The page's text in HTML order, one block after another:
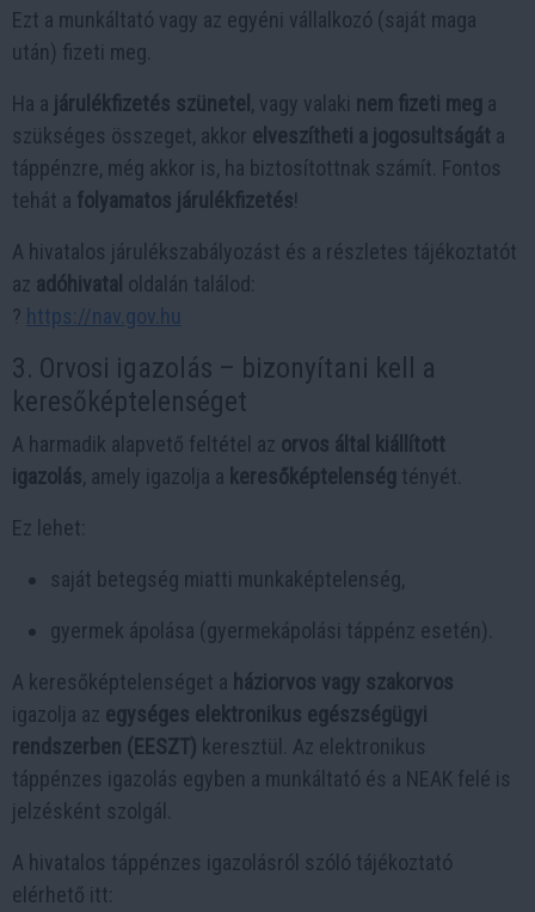
Ezt a munkáltató vagy az egyéni vállalkozó (saját maga
után) fizeti meg.
Ha a járulékfizetés szünetel , vagy valaki nem fizeti meg a
szükséges összeget, akkor elveszítheti a jogosultságát a
táppénzre, még akkor is, ha biztosítottnak számít. Fontos
tehát a folyamatos járulékfizetés!
A hivatalos járulékszabályozást és a részletes tájékoztatót
az adóhivatal oldalán találod:
? https://nav.gov.hu
3. Orvosi igazolás – bizonyítani kell a
keresőképtelenséget
A harmadik alapvető feltétel az orvos által kiállított
igazolás, amely igazolja a keresőképtelenség tényét.
Ez lehet:
saját betegség miatti munkaképtelenség,
gyermek ápolása (gyermekápolási táppénz esetén).
A keresőképtelenséget a háziorvos vagy szakorvos
igazolja az egységes elektronikus egészségügyi
rendszerben (EESZT) keresztül. Az elektronikus
táppénzes igazolás egyben a munkáltató és a NEAK felé is
jelzésként szolgál.
A hivatalos táppénzes igazolásról szóló tájékoztató
elérhető itt: